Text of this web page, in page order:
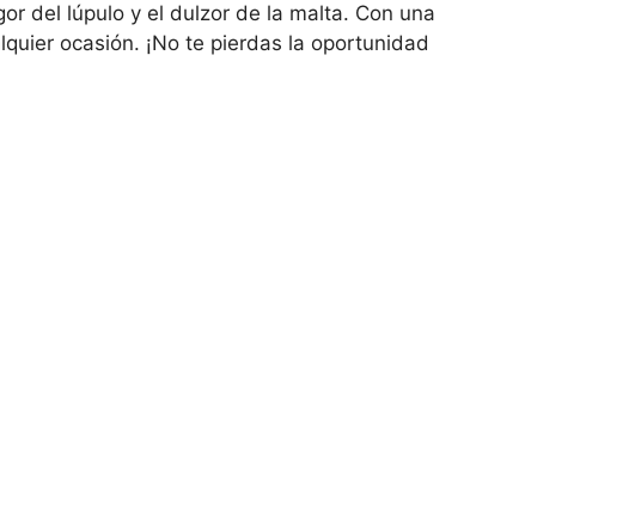
del lúpulo y el dulzor de la malta. Con una
ocasión. ¡No te pierdas la oportunidad